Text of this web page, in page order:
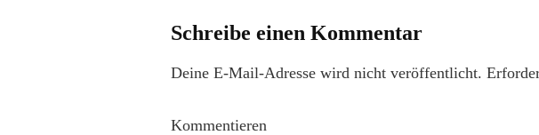
Schreibe einen Kommentar
Deine E-Mail-Adresse wird nicht veröffentlicht.
Kommentieren